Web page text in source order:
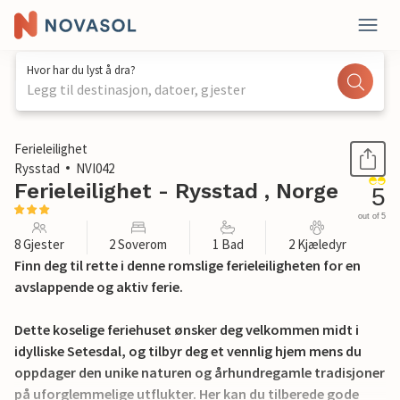
Hvor har du lyst å dra?
Legg til destinasjon, datoer, gjester
1 / 14
Ferieleilighet
Rysstad
NVI042
Ferieleilighet - Rysstad , Norge 5
out of 5
8 Gjester 2 Soverom 1 Bad 2 Kjæledyr
Finn deg til rette i denne romslige ferieleiligheten for en
avslappende og aktiv ferie.
Dette koselige feriehuset ønsker deg velkommen midt i
idylliske Setesdal, og tilbyr deg et vennlig hjem mens du
oppdager den unike naturen og århundregamle tradisjoner
på uforglemmelige utflukter. Her kan du tilberede gode